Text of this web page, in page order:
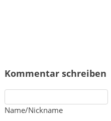
Kommentar schreiben
Name/Nickname